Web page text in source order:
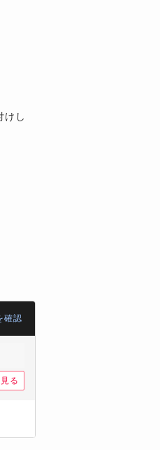
し
確認
る